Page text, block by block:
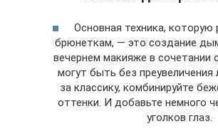
Основная техника,
брюнеткам, — это создание
вечернем макияже в сочетании
могут быть без
за классику, комбинируйте
оттенки. И добавьте немного
уголков глаз.